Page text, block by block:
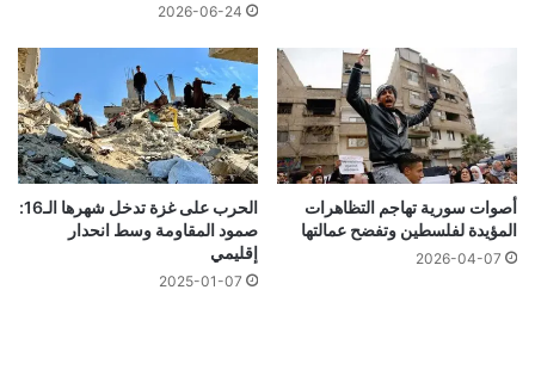
2026-06-24
أصوات سورية تهاجم التظاهرات
المؤيدة لفلسطين وتفضح عمالتها
2026-04-07
الحرب على غزة تدخل شهرها الـ16:
صمود المقاومة وسط انحدار
إقليمي
2025-01-07